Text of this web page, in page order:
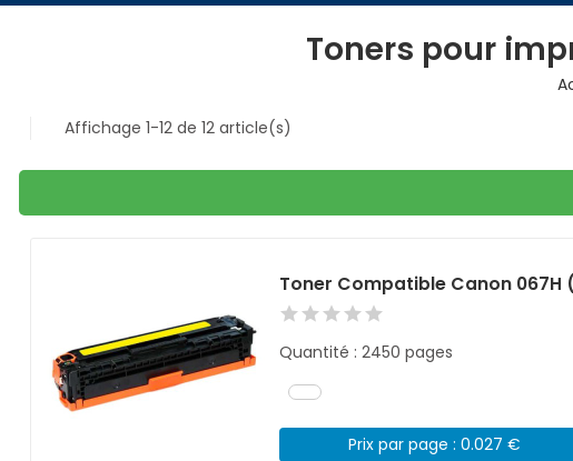
Toners pour
Affichage 1-12 de 12 article(s)
Toner Compatible Canon 067H
Quantité : 2450 pages
Prix par page : 0.027 €